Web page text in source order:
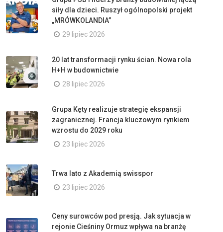
siły dla dzieci. Ruszył ogólnopolski projekt
„MRÓWKOLANDIA”
29 lipiec 2026
20 lat transformacji rynku ścian. Nowa rola
H+H w budownictwie
28 lipiec 2026
Grupa Kęty realizuje strategię ekspansji
zagranicznej. Francja kluczowym rynkiem
wzrostu do 2029 roku
23 lipiec 2026
Trwa lato z Akademią swisspor
23 lipiec 2026
Ceny surowców pod presją. Jak sytuacja w
rejonie Cieśniny Ormuz wpływa na branżę